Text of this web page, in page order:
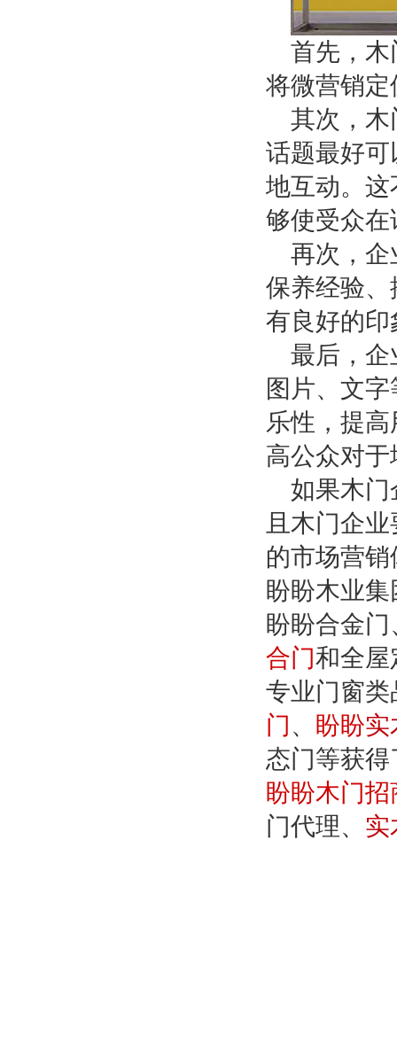
首先，木
将微营销
其次，木
话题最好
地互动。
够使受众
再次，企
保养经验
有良好的
最后，企
图片、文
乐性，提
高公众对
如果木门
且木门企
的市场营
盼盼木业
盼盼合金门
合门和全屋
专业门窗
门、 盼盼实
态门等获
盼盼木门招
门代理、 实